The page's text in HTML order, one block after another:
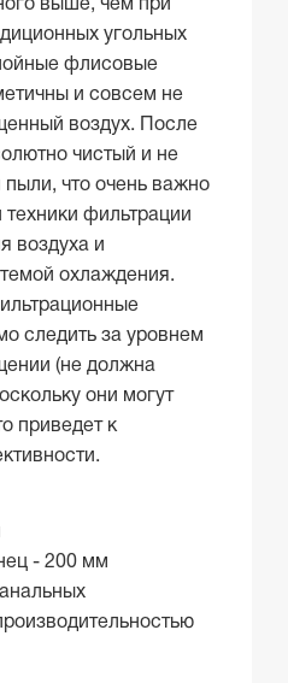
выше, чем при
угольных
флисовые
и совсем не
воздух. После
чистый и не
пыли, что очень важно
фильтрации
воздуха и
охлаждения.
следить за уровнем
(не должна
они могут
приведет к
- 200 мм